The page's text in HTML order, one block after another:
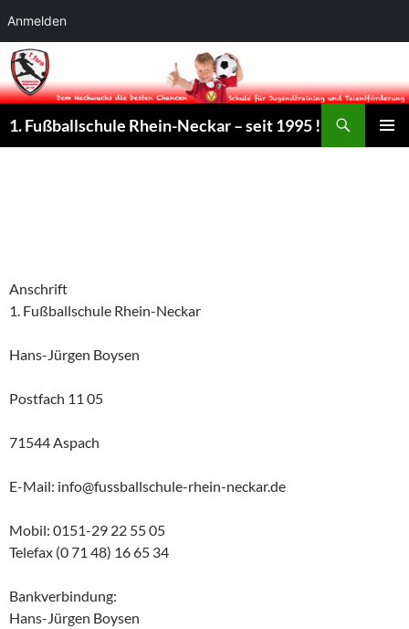
Anmelden
1. Fußballschule Rhein-Neckar – seit 1995 !
Anschrift
1. Fußballschule Rhein-Neckar
Hans-Jürgen Boysen
Postfach 11 05
71544 Aspach
E-Mail: info@fussballschule-rhein-neckar.de
Mobil: 0151-29 22 55 05
Telefax (0 71 48) 16 65 34
Bankverbindung:
Hans-Jürgen Boysen